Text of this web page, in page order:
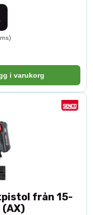
i varukorg
från 15-
(AX)